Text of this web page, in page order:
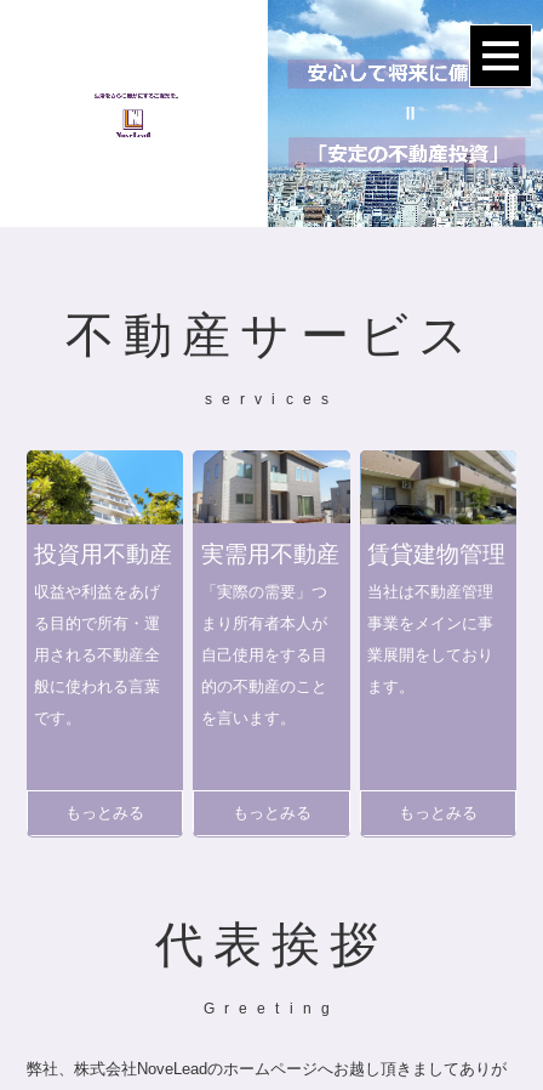
不動産サービス
services
投資用不動産
収益や利益をあげ
る目的で所有・運
用される不動産全
般に使われる言葉
です。
もっとみる
実需用不動産
「実際の需要」つ
まり所有者本人が
自己使用をする目
的の不動産のこと
を言います。
もっとみる
賃貸建物管理
当社は不動産管理
事業をメインに事
業展開をしており
ます。
もっとみる
代表挨拶
Greeting
弊社、株式会社NoveLeadのホームページへお越し頂きましてありが